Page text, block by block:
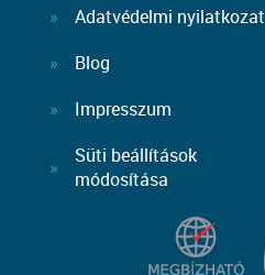
Adatvédelmi nyilatkozat
Blog
Impresszum
Süti beállítások
módosítása